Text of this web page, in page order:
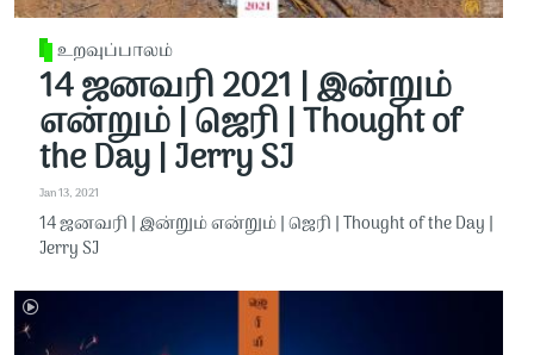
உறவுப்பாலம்
14 ஜனவரி 2021 | இன்றும்
என்றும் | ஜெரி | Thought of
the Day | Jerry SJ
Jan 13, 2021
14 ஜனவரி | இன்றும் என்றும் | ஜெரி | Thought of the Day |
Jerry SJ